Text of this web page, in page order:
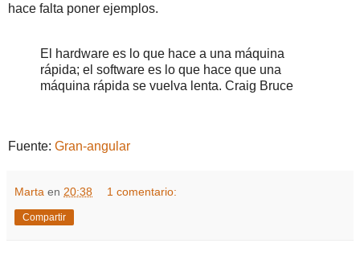
hace falta poner ejemplos.
El hardware es lo que hace a una máquina
rápida; el software es lo que hace que una
máquina rápida se vuelva lenta. Craig Bruce
Fuente: Gran-angular
Marta en 20:38 1 comentario:
Compartir